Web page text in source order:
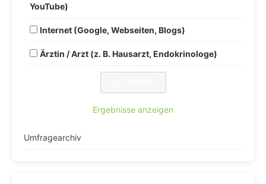
YouTube)
Internet (Google, Webseiten, Blogs)
Ärztin / Arzt (z. B. Hausarzt, Endokrinologe)
Ergebnisse anzeigen
Umfragearchiv